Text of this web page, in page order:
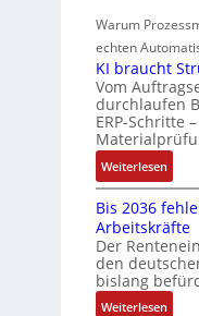
o
i
n
F
a
n
u
c
C
N
C
-
S
y
r
u
n
g
b
e
s
t
ä
t
i
g
f
ü
r
m
u
l
v
a
r
i
a
b
a
h
t
l
o
s
e
I
n
t
e
g
r
a
Warum
echten
KI braucht
Vom
durchlaufen
ERP-Schritte
Weiterlesen:
K
I
b
r
a
u
c
Bis 2036
Arbeitskräfte
Der
den
bislang
Weiterlesen: